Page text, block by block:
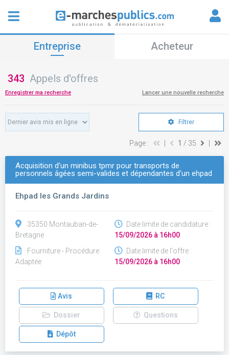
Entreprise Acheteur
343 Appels d'offres
Enregistrer ma recherche Lancer une nouvelle recherche
Filtrer
Page : 1 / 35
Acquisition d'un minibus tpmr pour transports de
personnels âgées semi-valides et dépendantes d'un ehpad
Ehpad les Grands Jardins
35350 Montauban-de-
Bretagne
Fourniture - Procédure
Adaptée
Date limite de candidature :
15/09/2026 à 16h00
Date limite de l'offre :
15/09/2026 à 16h00
Avis RC
Dossier Questions
Dépôt